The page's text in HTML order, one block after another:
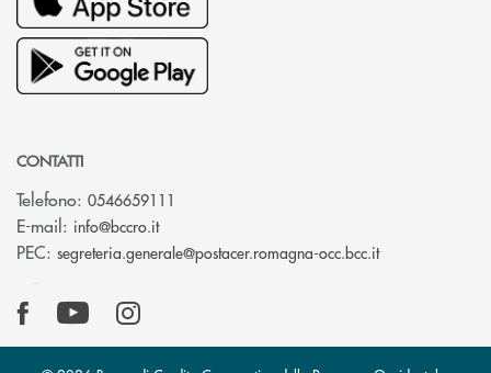
CONTATTI
Telefono: 0546659111
E-mail: info@bccro.it(si apre l’app di posta elettronica)
PEC: segreteria.generale@postacer.romagna-occ.bcc.it(si apre l’app